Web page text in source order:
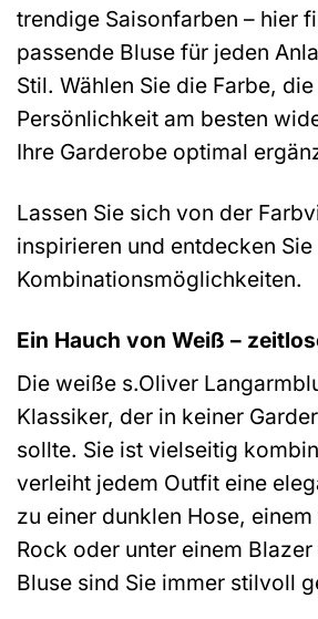
trendige Saisonfarben – hier
passende Bluse für jeden
Stil. Wählen Sie die Farbe,
Persönlichkeit am besten
Ihre Garderobe optimal
Lassen Sie sich von der
inspirieren und entdecken Sie
Kombinationsmöglichkeiten.
Ein Hauch von Weiß –
Die weiße s.Oliver
Klassiker, der in keiner
sollte. Sie ist vielseitig
verleiht jedem Outfit eine
zu einer dunklen Hose,
Rock oder unter einem
Bluse sind Sie immer stilvoll